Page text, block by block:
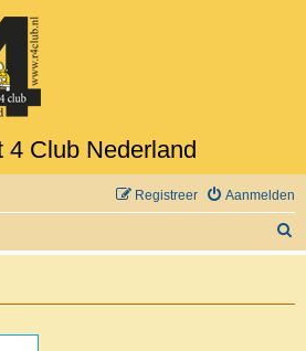
4 Club Nederland
Aanmelden
Registreer
o